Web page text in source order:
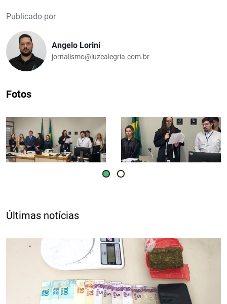
Publicado por
Angelo Lorini
jornalismo@luzealegria.com.br
Fotos
Últimas notícias